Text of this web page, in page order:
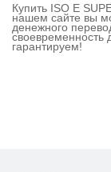
Купить ISO E
нашем сайте вы
денежного
своевременность
гарантируем!